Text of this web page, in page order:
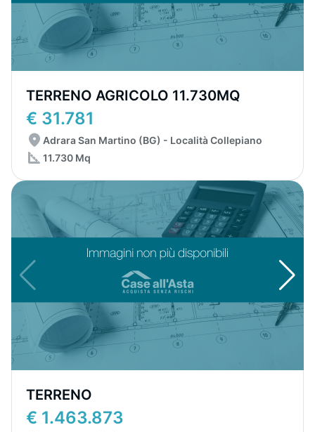
TERRENO AGRICOLO 11.730MQ
€ 31.781
Adrara San Martino (BG) - Località Collepiano
11.730 Mq
TERRENO
€ 1.463.873